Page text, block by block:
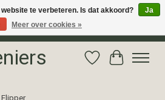
gehele assortiment van The Bastard met
Verlanglijst
te verbeteren. Is dat akkoord?
Ja
Meer over cookies »